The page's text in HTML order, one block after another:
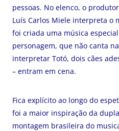
pessoas. No elenco, o
Luís Carlos Miele interpreta o
foi criada uma música
personagem, que não canta
interpretar Totó, dois cães
– entram em cena.
Fica explícito ao longo do
foi a maior inspiração da
montagem brasileira do